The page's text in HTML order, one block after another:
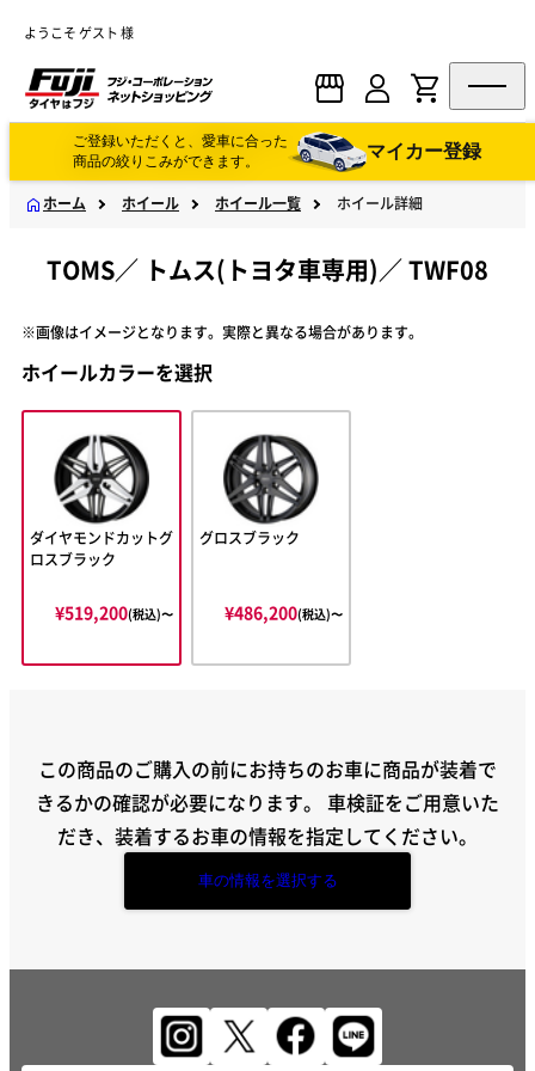
ようこそ ゲスト 様
ご登録いただくと、愛車に合った
商品の絞りこみができます。
マイカー登録
ホーム ホイール ホイール一覧 ホイール詳細
TOMS／ トムス(トヨタ車専用)／TWF08
※画像はイメージとなります。実際と異なる場合があります。
ホイールカラーを選択
ダイヤモンドカットグ
ロスブラック
¥519,200(税込)〜
グロスブラック
¥486,200(税込)〜
この商品のご購入の前にお持ちのお車に商品が装着で
きるかの確認が必要になります。 車検証をご用意いた
だき、装着するお車の情報を指定してください。
車の情報を選択する